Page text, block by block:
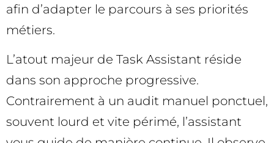
afin d’adapter le parcours à ses priorités
métiers.
L’atout majeur de Task Assistant réside
dans son approche progressive.
Contrairement à un audit manuel ponctuel,
souvent lourd et vite périmé, l’assistant